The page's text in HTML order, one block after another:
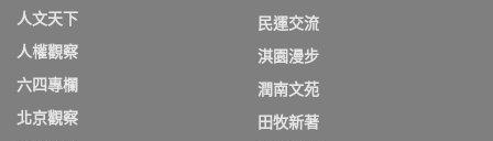
人文天下
人權觀察
六四專欄
北京觀察
民運交流
淇園漫步
潤南文苑
田牧新著